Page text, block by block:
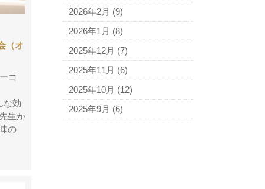
（オ
コ
な効
生か
の
2026年2月 (9)
2026年1月 (8)
2025年12月 (7)
2025年11月 (6)
2025年10月 (12)
2025年9月 (6)